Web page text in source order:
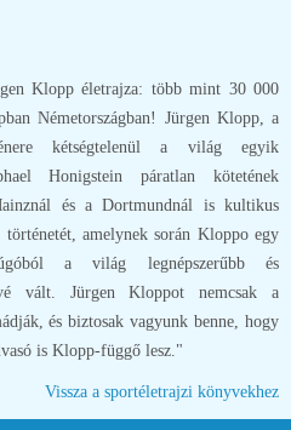
Klopp életrajza: több mint 30 000
Németországban! Jürgen Klopp, a
kétségtelenül a világ egyik
Honigstein páratlan kötetének
és a Dortmundnál is kultikus
amelynek során Kloppo egy
a világ legnépszerűbb és
vált. Jürgen Kloppot nemcsak a
és biztosak vagyunk benne, hogy
is Klopp-függő lesz."
Vissza a sportéletrajzi könyvekhez